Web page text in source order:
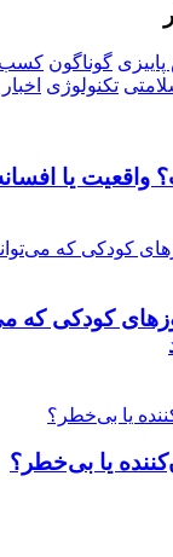
گوناگون کسب
تکنولوژی
یا
کودکی که
یا بی‌خطر؟